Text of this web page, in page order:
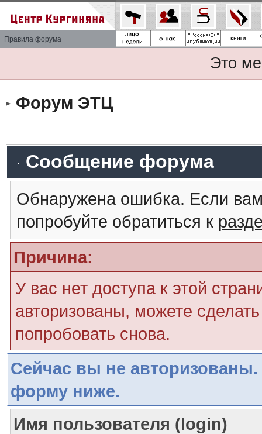
Правила форума
Это
Форум ЭТЦ
Сообщение форума
Обнаружена ошибка. Если
попробуйте обратиться к
Причина:
У вас нет доступа к этой
авторизованы, можете
попробовать снова.
Сейчас вы не авторизованы.
форму ниже.
Имя пользователя (login)